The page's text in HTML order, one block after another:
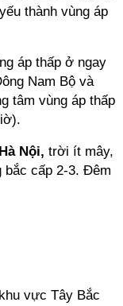
thành vùng áp
áp thấp ở ngay
Nam Bộ và
tâm vùng áp thấp
Hà Nội, trời ít mây,
bắc cấp 2-3. Đêm
vực Tây Bắc